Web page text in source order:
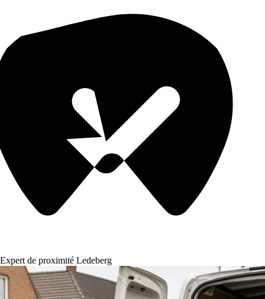
Expert de proximité Ledeberg